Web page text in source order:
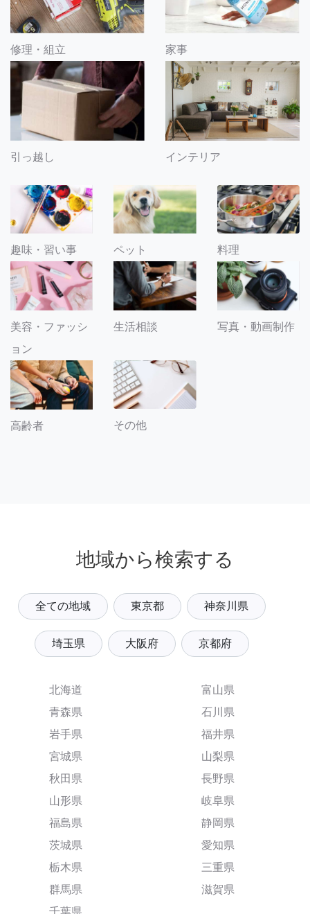
修理・組立 家事
引っ越し インテリア
趣味・習い事 ペット 料理
美容・ファッシ
ョン
生活相談 写真・動画制作
高齢者 その他
地域から検索する
全ての地域 東京都 神奈川県
埼玉県 大阪府 京都府
北海道
青森県
岩手県
宮城県
秋田県
山形県
福島県
茨城県
栃木県
群馬県
千葉県
富山県
石川県
福井県
山梨県
長野県
岐阜県
静岡県
愛知県
三重県
滋賀県